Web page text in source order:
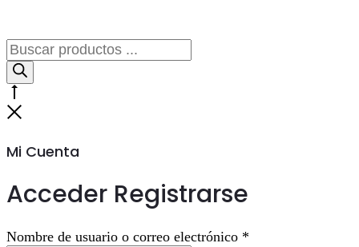
Búsqueda
de
productos
Mi Cuenta
Acceder Registrarse
Nombre de usuario o correo electrónico *